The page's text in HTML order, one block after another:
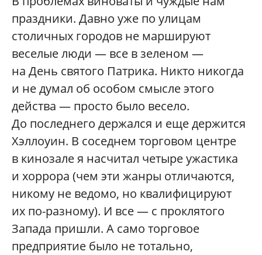
праздники. Давно уже по улицам
столичных городов не маршируют
веселые люди — все в зеленом —
на День святого Патрика. Никто никогда
и не думал об особом смысле этого
действа — просто было весело.
До последнего держался и еще держится
Хэллоуин. В соседнем торговом центре
в кинозале я насчитал четыре ужастика
и хоррора (чем эти жанры отличаются,
никому не ведомо, но квалифицируют
их по-разному). И все — с проклятого
Запада пришли. А само торговое
предприятие было не тотально,